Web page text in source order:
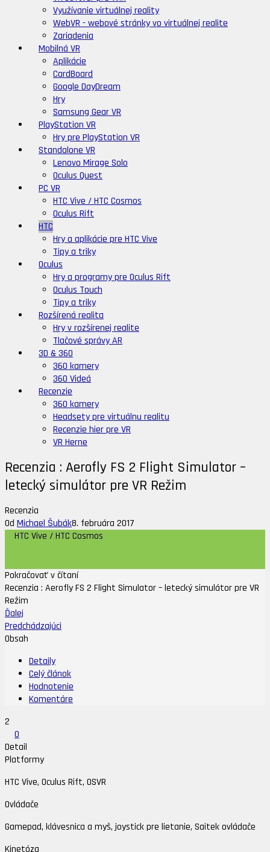
Využívanie virtuálnej reality
WebVR - webové stránky vo virtuálnej realite
Zariadenia
Mobilná VR
Aplikácie
CardBoard
Google DayDream
Hry
Samsung Gear VR
PlayStation VR
Hry pre PlayStation VR
Standalone VR
Lenovo Mirage Solo
Oculus Quest
PC VR
HTC Vive / HTC Cosmos
Oculus Rift
HTC
Hry a aplikácie pre HTC Vive
Tipy a triky
Oculus
Hry a programy pre Oculus Rift
Oculus Touch
Tipy a triky
Rozšírená realita
Hry v rozšírenej realite
Tlačové správy AR
3D & 360
360 kamery
360 Videá
Recenzie
360 kamery
Headsety pre virtuálnu realitu
Recenzie hier pre VR
VR Herne
Recenzia : Aerofly FS 2 Flight Simulator –
letecký simulátor pre VR Režim
Recenzia
Od Michael Šubák8. februára 2017
HTC Vive / HTC Cosmos
Pokračovať v čítaní
Recenzia : Aerofly FS 2 Flight Simulator – letecký simulátor pre VR
Režim
Ďalej
Predchádzajúci
Obsah
Detaily
Celý článok
Hodnotenie
Komentáre
2
0
Detail
Platformy
HTC Vive, Oculus Rift, OSVR
Ovládače
Gamepad, klávesnica a myš, joystick pre lietanie, Saitek ovládače
Kinetóza